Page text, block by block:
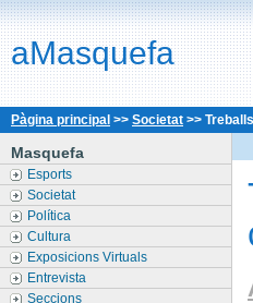
aMasquefa
Pàgina principal >> Societat >>
Masquefa
Esports
Societat
Política
Cultura
Exposicions Virtuals
Entrevista
Seccions